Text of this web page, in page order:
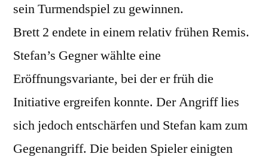
sein Turmendspiel zu gewinnen.
Brett 2 endete in einem relativ frühen Remis.
Stefan’s Gegner wählte eine
Eröffnungsvariante, bei der er früh die
Initiative ergreifen konnte. Der Angriff lies
sich jedoch entschärfen und Stefan kam zum
Gegenangriff. Die beiden Spieler einigten